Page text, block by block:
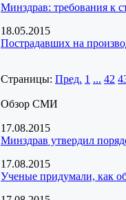
Минздрав: требования к
18.05.2015
Пострадавших на
Страницы: Пред. 1 ... 42
Обзор СМИ
17.08.2015
Минздрав утвердил
17.08.2015
Ученые придумали, как